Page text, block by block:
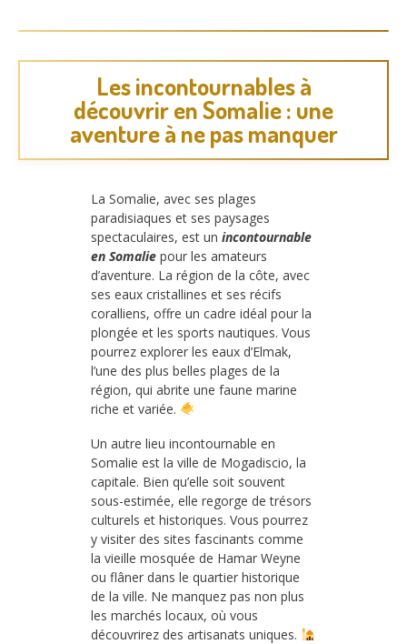
Les incontournables à
découvrir en Somalie : une
aventure à ne pas manquer
La Somalie, avec ses plages
paradisiaques et ses paysages
spectaculaires, est un incontournable
en Somalie pour les amateurs
d’aventure. La région de la côte, avec
ses eaux cristallines et ses récifs
coralliens, offre un cadre idéal pour la
plongée et les sports nautiques. Vous
pourrez explorer les eaux d’Elmak,
l’une des plus belles plages de la
région, qui abrite une faune marine
riche et variée.
Un autre lieu incontournable en
Somalie est la ville de Mogadiscio, la
capitale. Bien qu’elle soit souvent
sous-estimée, elle regorge de trésors
culturels et historiques. Vous pourrez
y visiter des sites fascinants comme
la vieille mosquée de Hamar Weyne
ou flâner dans le quartier historique
de la ville. Ne manquez pas non plus
les marchés locaux, où vous
découvrirez des artisanats uniques.